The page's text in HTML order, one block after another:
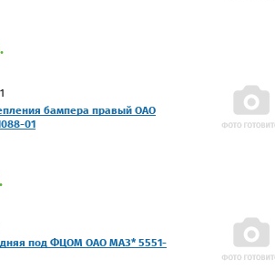
бампера правый ОАО
01
под ФЦОМ ОАО МАЗ* 5551-